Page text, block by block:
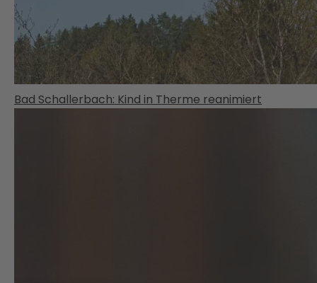
Bad Schallerbach: Kind in Therme reanimiert